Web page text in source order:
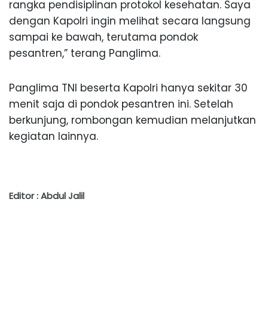
rangka pendisiplinan protokol kesehatan. Saya
dengan Kapolri ingin melihat secara langsung
sampai ke bawah, terutama pondok
pesantren,” terang Panglima.
Panglima TNI beserta Kapolri hanya sekitar 30
menit saja di pondok pesantren ini. Setelah
berkunjung, rombongan kemudian melanjutkan
kegiatan lainnya.
Editor : Abdul Jalil